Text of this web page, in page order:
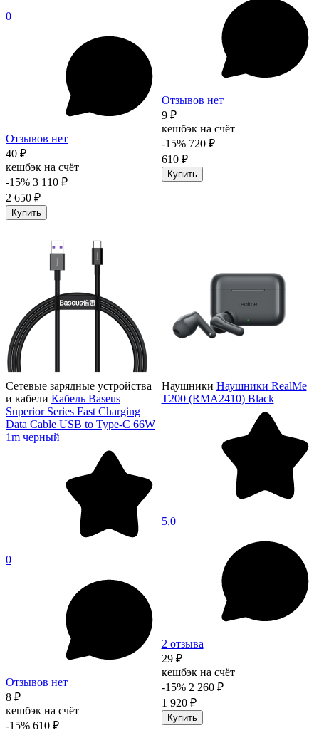
0
Отзывов нет
40 ₽
кешбэк на счёт
-15% 3 110 ₽
2 650 ₽
Купить
Отзывов нет
9 ₽
кешбэк на счёт
-15% 720 ₽
610 ₽
Купить
Сетевые зарядные устройства
и кабели Кабель Baseus
Superior Series Fast Charging
Data Cable USB to Type-C 66W
1m черный
0
Отзывов нет
8 ₽
кешбэк на счёт
-15% 610 ₽
Наушники Наушники RealMe
T200 (RMA2410) Black
5,0
2 отзыва
29 ₽
кешбэк на счёт
-15% 2 260 ₽
1 920 ₽
Купить